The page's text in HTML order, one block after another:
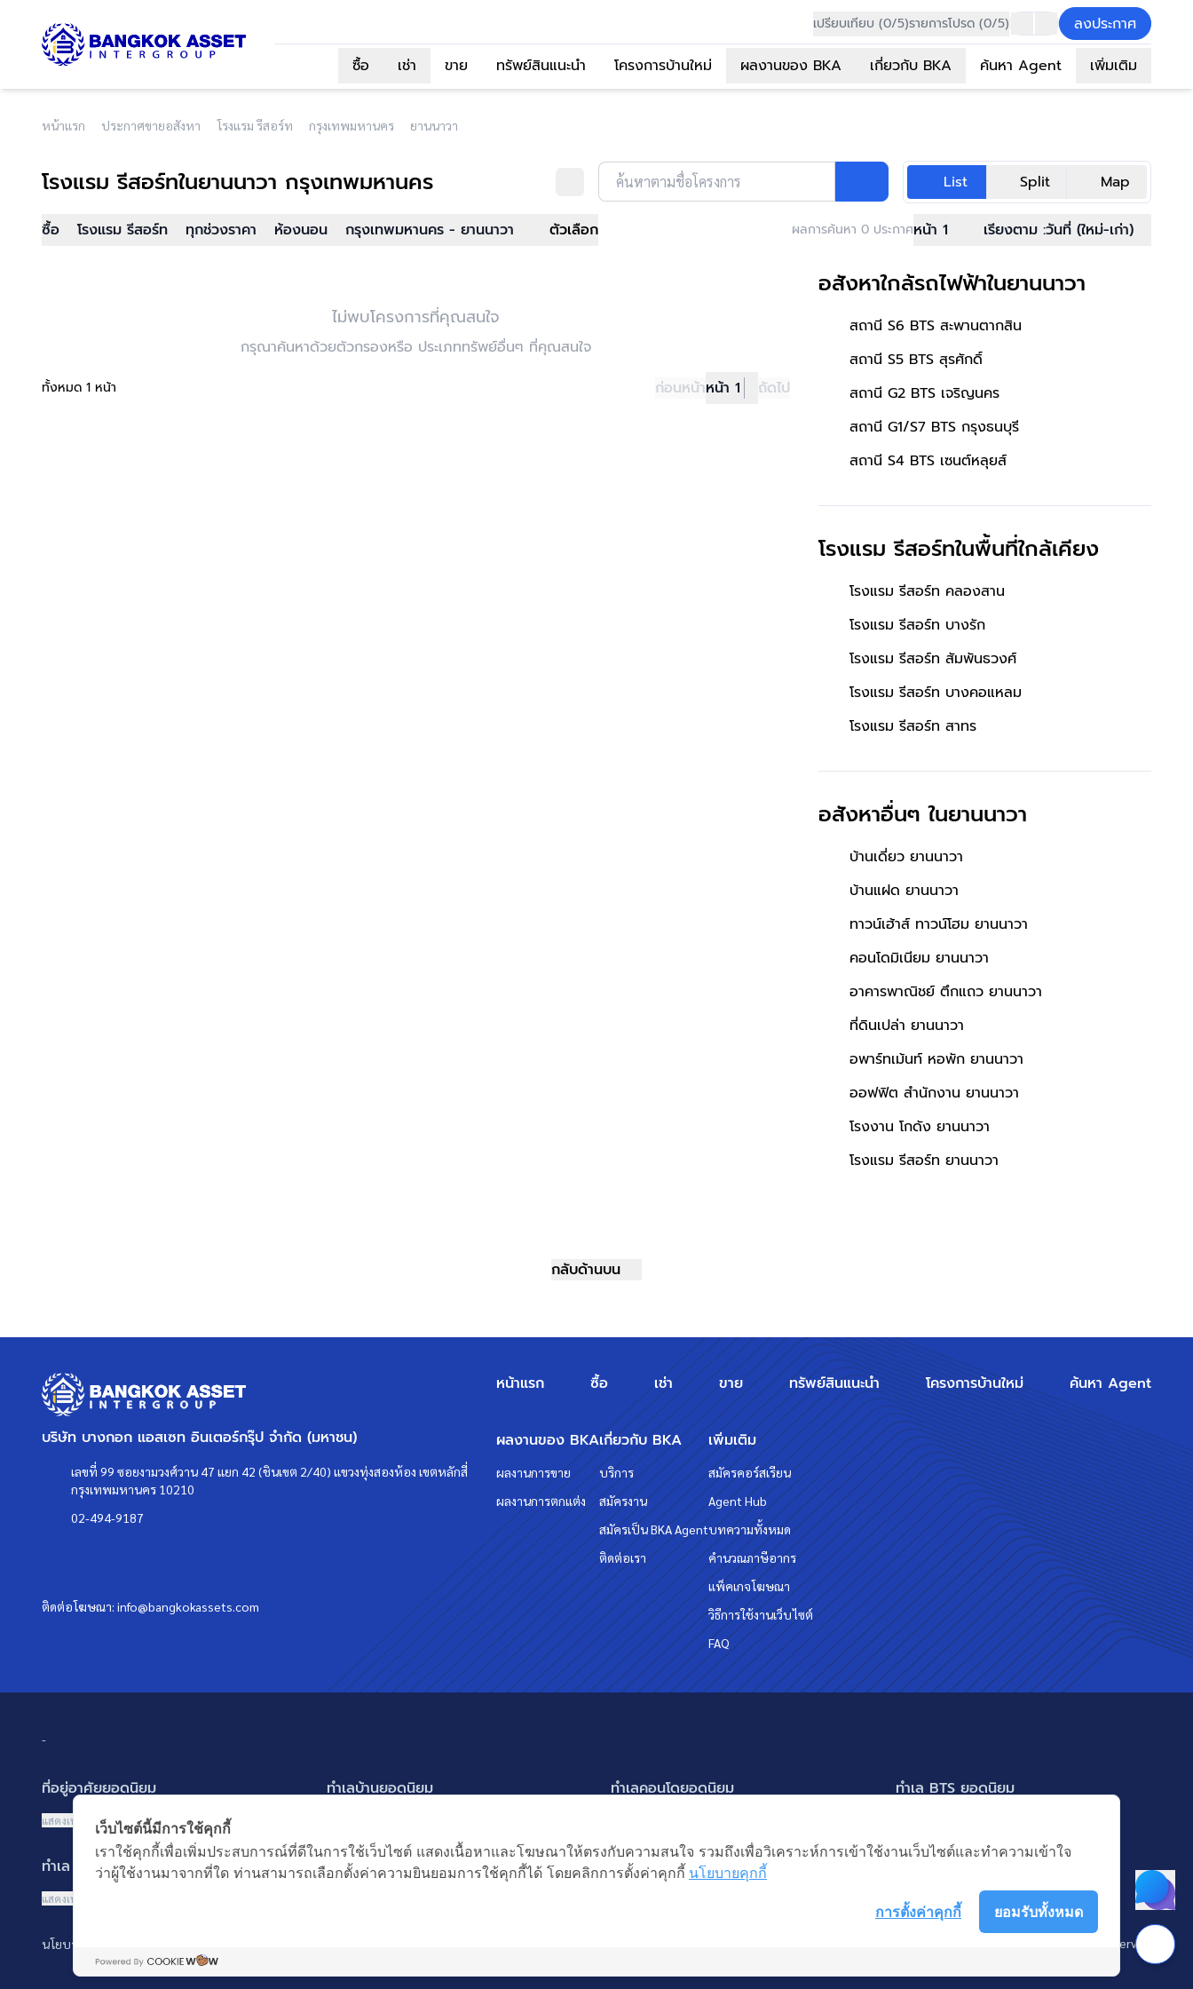
เปรียบเทียบ (0/5)รายการโปรด (0/5)
ลงประกาศ
ซื้อ
เช่า ขาย ทรัพย์สินแนะนำ โครงการบ้านใหม่ ผลงานของ BKA เกี่ยวกับ BKA ค้นหา Agent เพิ่มเติม
หน้าแรก ประกาศขายอสังหา โรงแรม รีสอร์ท กรุงเทพมหานคร ยานนาวา
โรงแรม รีสอร์ทในยานนาวา กรุงเทพมหานคร ค้นหาตามชื่อโครงการ List Split Map
ซื้อ โรงแรม รีสอร์ท ทุกช่วงราคา ห้องนอน กรุงเทพมหานคร - ยานนาวา ตัวเลือก ผลการค้นหา 0 ประกาศหน้า 1 เรียงตาม :วันที่ (ใหม่-เก่า)
ไม่พบโครงการที่คุณสนใจ
กรุณาค้นหาด้วยตัวกรองหรือ ประเภททรัพย์อื่นๆ ที่คุณสนใจ
ทั้งหมด 1 หน้า ก่อนหน้าหน้า 1 ถัดไป
อสังหาใกล้รถไฟฟ้าในยานนาวา
สถานี S6 BTS สะพานตากสิน
สถานี S5 BTS สุรศักดิ์
สถานี G2 BTS เจริญนคร
สถานี G1/S7 BTS กรุงธนบุรี
สถานี S4 BTS เซนต์หลุยส์
โรงแรม รีสอร์ทในพื้นที่ใกล้เคียง
โรงแรม รีสอร์ท คลองสาน
โรงแรม รีสอร์ท บางรัก
โรงแรม รีสอร์ท สัมพันธวงศ์
โรงแรม รีสอร์ท บางคอแหลม
โรงแรม รีสอร์ท สาทร
อสังหาอื่นๆในยานนาวา
บ้านเดี่ยว ยานนาวา
บ้านแฝด ยานนาวา
ทาวน์เฮ้าส์ ทาวน์โฮม ยานนาวา
คอนโดมิเนียม ยานนาวา
อาคารพาณิชย์ ตึกแถว ยานนาวา
ที่ดินเปล่า ยานนาวา
อพาร์ทเม้นท์ หอพัก ยานนาวา
ออฟฟิต สำนักงาน ยานนาวา
โรงงาน โกดัง ยานนาวา
โรงแรม รีสอร์ท ยานนาวา
กลับด้านบน
บริษัท บางกอก แอสเซท อินเตอร์กรุ๊ป จำกัด (มหาชน)
เลขที่ 99 ซอยงามวงศ์วาน 47 แยก 42 (ชินเขต 2/40) แขวงทุ่งสองห้อง เขตหลักสี่
กรุงเทพมหานคร 10210
02-494-9187
ติดต่อโฆษณา: info@bangkokassets.com
หน้าแรก ซื้อ เช่า ขาย ทรัพย์สินแนะนำ โครงการบ้านใหม่ ค้นหา Agent
ผลงานของ BKA
ผลงานการขาย
ผลงานการตกแต่ง
เกี่ยวกับ BKA
บริการ
สมัครงาน
สมัครเป็น BKA Agent
ติดต่อเรา
เพิ่มเติม
สมัครคอร์สเรียน
Agent Hub
บทความทั้งหมด
คำนวณภาษีอากร
แพ็คเกจโฆษณา
วิธีการใช้งานเว็บไซต์
FAQ
-
ที่อยู่อาศัยยอดนิยม
บ้านเดี่ยว
ทาวน์เฮ้าส์ ทาวน์โฮม
คอนโดมิเนียม
ที่ดินเปล่า
อพาร์ทเม้นท์ หอพัก
แสดงเพิ่มเติม
ทำเลบ้านยอดนิยม
รามอินทรา-วัชรพล สายไหม-หทัยราษฎร์
บางนา รามคำแหง 2
ทำเลคอนโดยอดนิยม
พระราม 9
อ่อนนุช ปุณณวิถี
ทำเล BTS ยอดนิยม
BTS เอกมัย
BTS ช่องนนทรี
ทำเล MRT ยอดนิยม
MRT เพชรบุรี
MRT สุขุมวิท
MRT พหลโยธิน
แสดงเพิ่มเติม
คำค้นยอดนิยม
นโยบายความเป็นส่วนตัว สงวนลิขสิทธิ โดยบริษัท บางกอก แอสเซท อินเตอร์กรุ๊ป จำกัด (มหาชน). © All Rights Reserved
เว็บไซต์นี้มีการใช้คุกกี้
เราใช้คุกกี้เพื่อเพิ่มประสบการณ์ที่ดีในการใช้เว็บไซต์ แสดงเนื้อหาและโฆษณาให้ตรงกับความสนใจ รวมถึงเพื่อวิเคราะห์การเข้าใช้งานเว็บไซต์และทำความเข้าใจ
ว่าผู้ใช้งานมาจากที่ใด ท่านสามารถเลือกตั้งค่าความยินยอมการใช้คุกกี้ได้ โดยคลิกการตั้งค่าคุกกี้ นโยบายคุกกี้
ยอมรับทั้งหมด
การตั้งค่าคุกกี้